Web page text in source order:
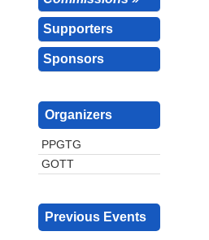
Supporters
Sponsors
Organizers
PPGTG
GOTT
Previous Events